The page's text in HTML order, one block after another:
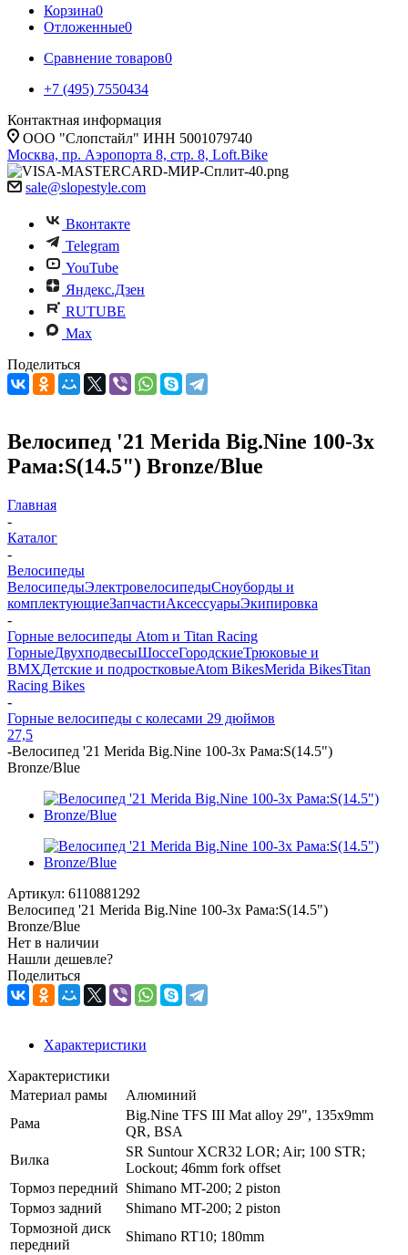
Корзина0
Отложенные0
Сравнение товаров0
+7 (495) 7550434
Контактная информация
ООО "Слопстайл" ИНН 5001079740
Москва, пр. Аэропорта 8, стр. 8, Loft.Bike
sale@slopestyle.com
Вконтакте
Telegram
YouTube
Яндекс.Дзен
RUTUBE
Max
Поделиться
Велосипед '21 Merida Big.Nine 100-3x
Рама:S(14.5") Bronze/Blue
Главная
-
Каталог
-
Велосипеды
ВелосипедыЭлектровелосипедыCноуборды и
комплектующиеЗапчастиАксессуарыЭкипировка
-
Горные велосипеды Atom и Titan Racing
ГорныеДвухподвесыШоссеГородскиеТрюковые и
BMXДетские и подростковыеAtom BikesMerida BikesTitan
Racing Bikes
-
Горные велосипеды с колесами 29 дюймов
27,5
-Велосипед '21 Merida Big.Nine 100-3x Рама:S(14.5")
Bronze/Blue
Артикул: 6110881292
Велосипед '21 Merida Big.Nine 100-3x Рама:S(14.5")
Bronze/Blue
Нет в наличии
Нашли дешевле?
Поделиться
Характеристики
Характеристики
Материал рамы
Алюминий
Рама
Big.Nine TFS III Mat alloy 29", 135x9mm
QR, BSA
Вилка
SR Suntour XCR32 LOR; Air; 100 STR;
Lockout; 46mm fork offset
Тормоз передний Shimano MT-200; 2 piston
Тормоз задний
Shimano MT-200; 2 piston
Тормозной диск
передний
Shimano RT10; 180mm